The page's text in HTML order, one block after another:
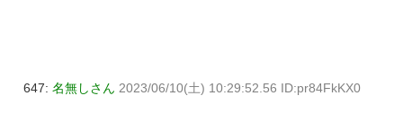
647: 名無しさん 2023/06/10(土) 10:29:52.56 ID:pr84FkKX0